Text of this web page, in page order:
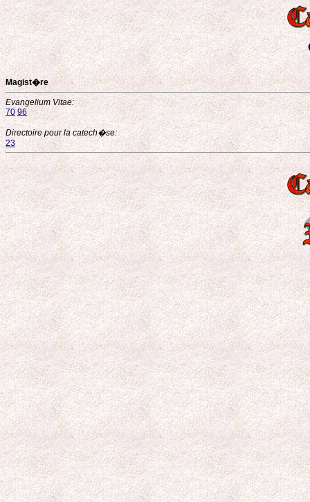
Magist�re
Evangelium Vitae:
70 96
Directoire pour la catech�se:
23